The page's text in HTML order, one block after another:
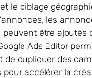
le ciblage
les
être ajoutés
Ads Editor
de dupliquer des
pour accélérer la